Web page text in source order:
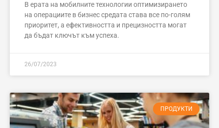
В ерата на мобилните технологии оптимизирането
на операциите в бизнес средата става все по-голям
приоритет, а ефективността и прецизността могат
да бъдат ключът към успеха.
26/07/2023
ПРОДУКТИ